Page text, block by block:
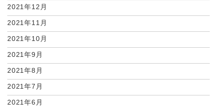
2021年12月
2021年11月
2021年10月
2021年9月
2021年8月
2021年7月
2021年6月